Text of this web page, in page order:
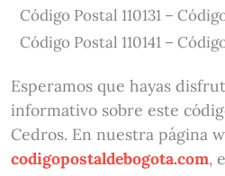
Código Postal 110131 –
Código Postal 110141 –
Esperamos que hayas
informativo sobre este
Cedros. En nuestra página
codigopostaldebogota.com,